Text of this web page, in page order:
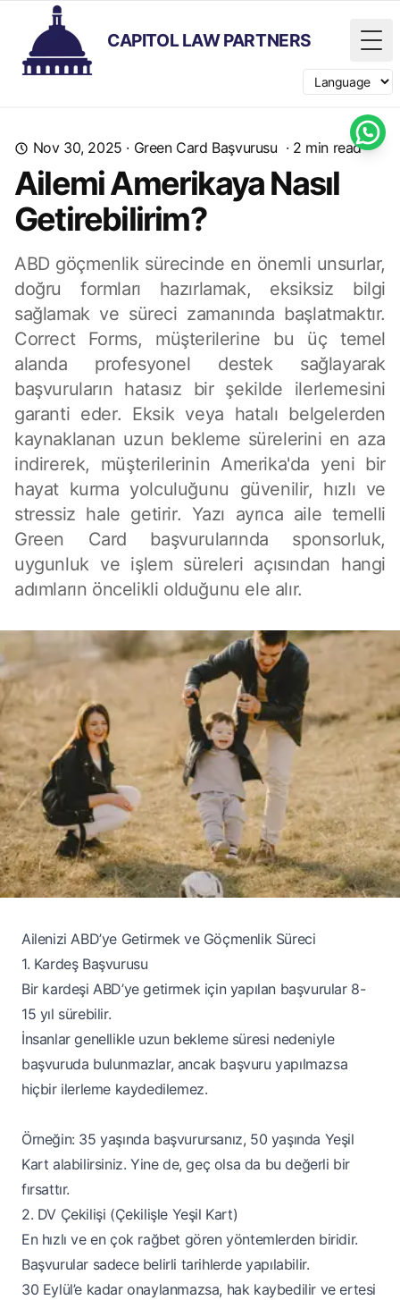
CAPITOL LAW PARTNERS
Switch
Nov 30, 2025 · Green Card Başvurusu · 2 min read
Ailemi Amerikaya Nasıl
Getirebilirim?
ABD göçmenlik sürecinde en önemli unsurlar,
doğru formları hazırlamak, eksiksiz bilgi
sağlamak ve süreci zamanında başlatmaktır.
Correct Forms, müşterilerine bu üç temel
alanda profesyonel destek sağlayarak
başvuruların hatasız bir şekilde ilerlemesini
garanti eder. Eksik veya hatalı belgelerden
kaynaklanan uzun bekleme sürelerini en aza
indirerek, müşterilerinin Amerika'da yeni bir
hayat kurma yolculuğunu güvenilir, hızlı ve
stressiz hale getirir. Yazı ayrıca aile temelli
Green Card başvurularında sponsorluk,
uygunluk ve işlem süreleri açısından hangi
adımların öncelikli olduğunu ele alır.
Ailenizi ABD’ye Getirmek ve Göçmenlik Süreci
1. Kardeş Başvurusu
Bir kardeşi ABD’ye getirmek için yapılan başvurular 8-
15 yıl sürebilir.
İnsanlar genellikle uzun bekleme süresi nedeniyle
başvuruda bulunmazlar, ancak başvuru yapılmazsa
hiçbir ilerleme kaydedilemez.
Örneğin: 35 yaşında başvurursanız, 50 yaşında Yeşil
Kart alabilirsiniz. Yine de, geç olsa da bu değerli bir
fırsattır.
2. DV Çekilişi (Çekilişle Yeşil Kart)
En hızlı ve en çok rağbet gören yöntemlerden biridir.
Başvurular sadece belirli tarihlerde yapılabilir.
30 Eylül’e kadar onaylanmazsa, hak kaybedilir ve ertesi